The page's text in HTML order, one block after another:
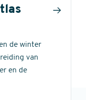
de winter
van
en de